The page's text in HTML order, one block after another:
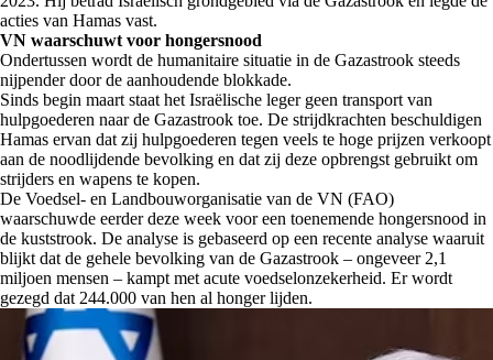
acties van Hamas vast.
VN waarschuwt voor hongersnood
Ondertussen wordt de humanitaire situatie in de Gazastrook steeds
nijpender door de aanhoudende blokkade.
Sinds begin maart staat het Israëlische leger geen transport van
hulpgoederen naar de Gazastrook toe. De strijdkrachten beschuldigen
Hamas ervan dat zij hulpgoederen tegen veels te hoge prijzen verkoopt
aan de noodlijdende bevolking en dat zij deze opbrengst gebruikt om
strijders en wapens te kopen.
De Voedsel- en Landbouworganisatie van de VN (FAO)
waarschuwde eerder deze week voor een toenemende hongersnood in
de kuststrook. De analyse is gebaseerd op een recente analyse waaruit
blijkt dat de gehele bevolking van de Gazastrook – ongeveer 2,1
miljoen mensen – kampt met acute voedselonzekerheid. Er wordt
gezegd dat 244.000 van hen al honger lijden.